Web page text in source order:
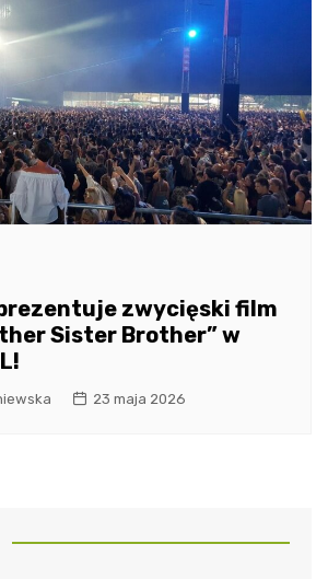
zwycięski film
Sister Brother” w
23 maja 2026